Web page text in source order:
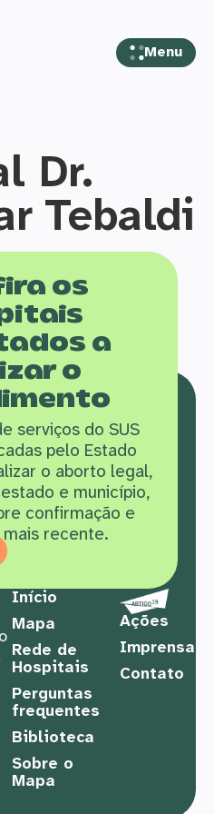
Menu
Dr.
Tebaldi
os
a
o
serviços do SUS
pelo Estado
o aborto legal,
e município,
confirmação e
recente.
Início
Mapa
Rede de
Hospitais
Perguntas
frequentes
Biblioteca
Sobre o
Mapa
Ações
Imprensa
Contato